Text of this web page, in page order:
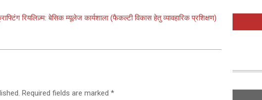
रियलिज़्म: बेसिक म्यूलेज कार्यशाला (फैकल्टी विकास हेतु व्यावहारिक प्रशिक्षण)
Required fields are marked *